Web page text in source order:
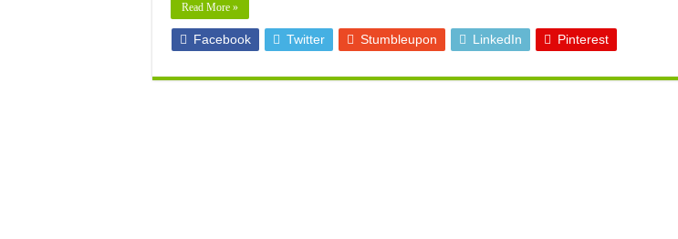
Read More »
Facebook Twitter Stumbleupon LinkedIn Pinterest